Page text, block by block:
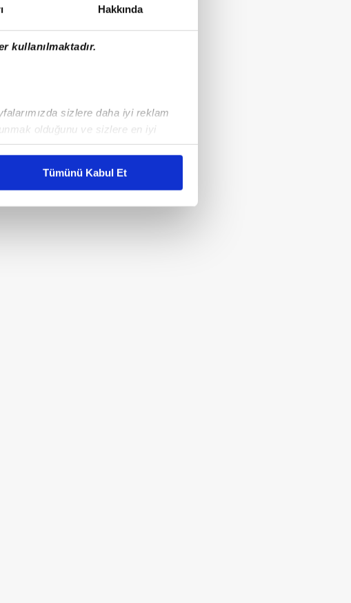
Hakkında
kullanılmaktadır.
sizlere daha iyi reklam
olduğunu ve sizlere en iyi
maliyetlerimizi karşılamak
ait çerezler kullanılmaktadır. Bu
hizmetlerinin sunulması
ve sizlere yönelik
ilişkin detaylı bilgi için Ayarlar
okumak ve sitemizde ilgili
Tümünü Kabul Et